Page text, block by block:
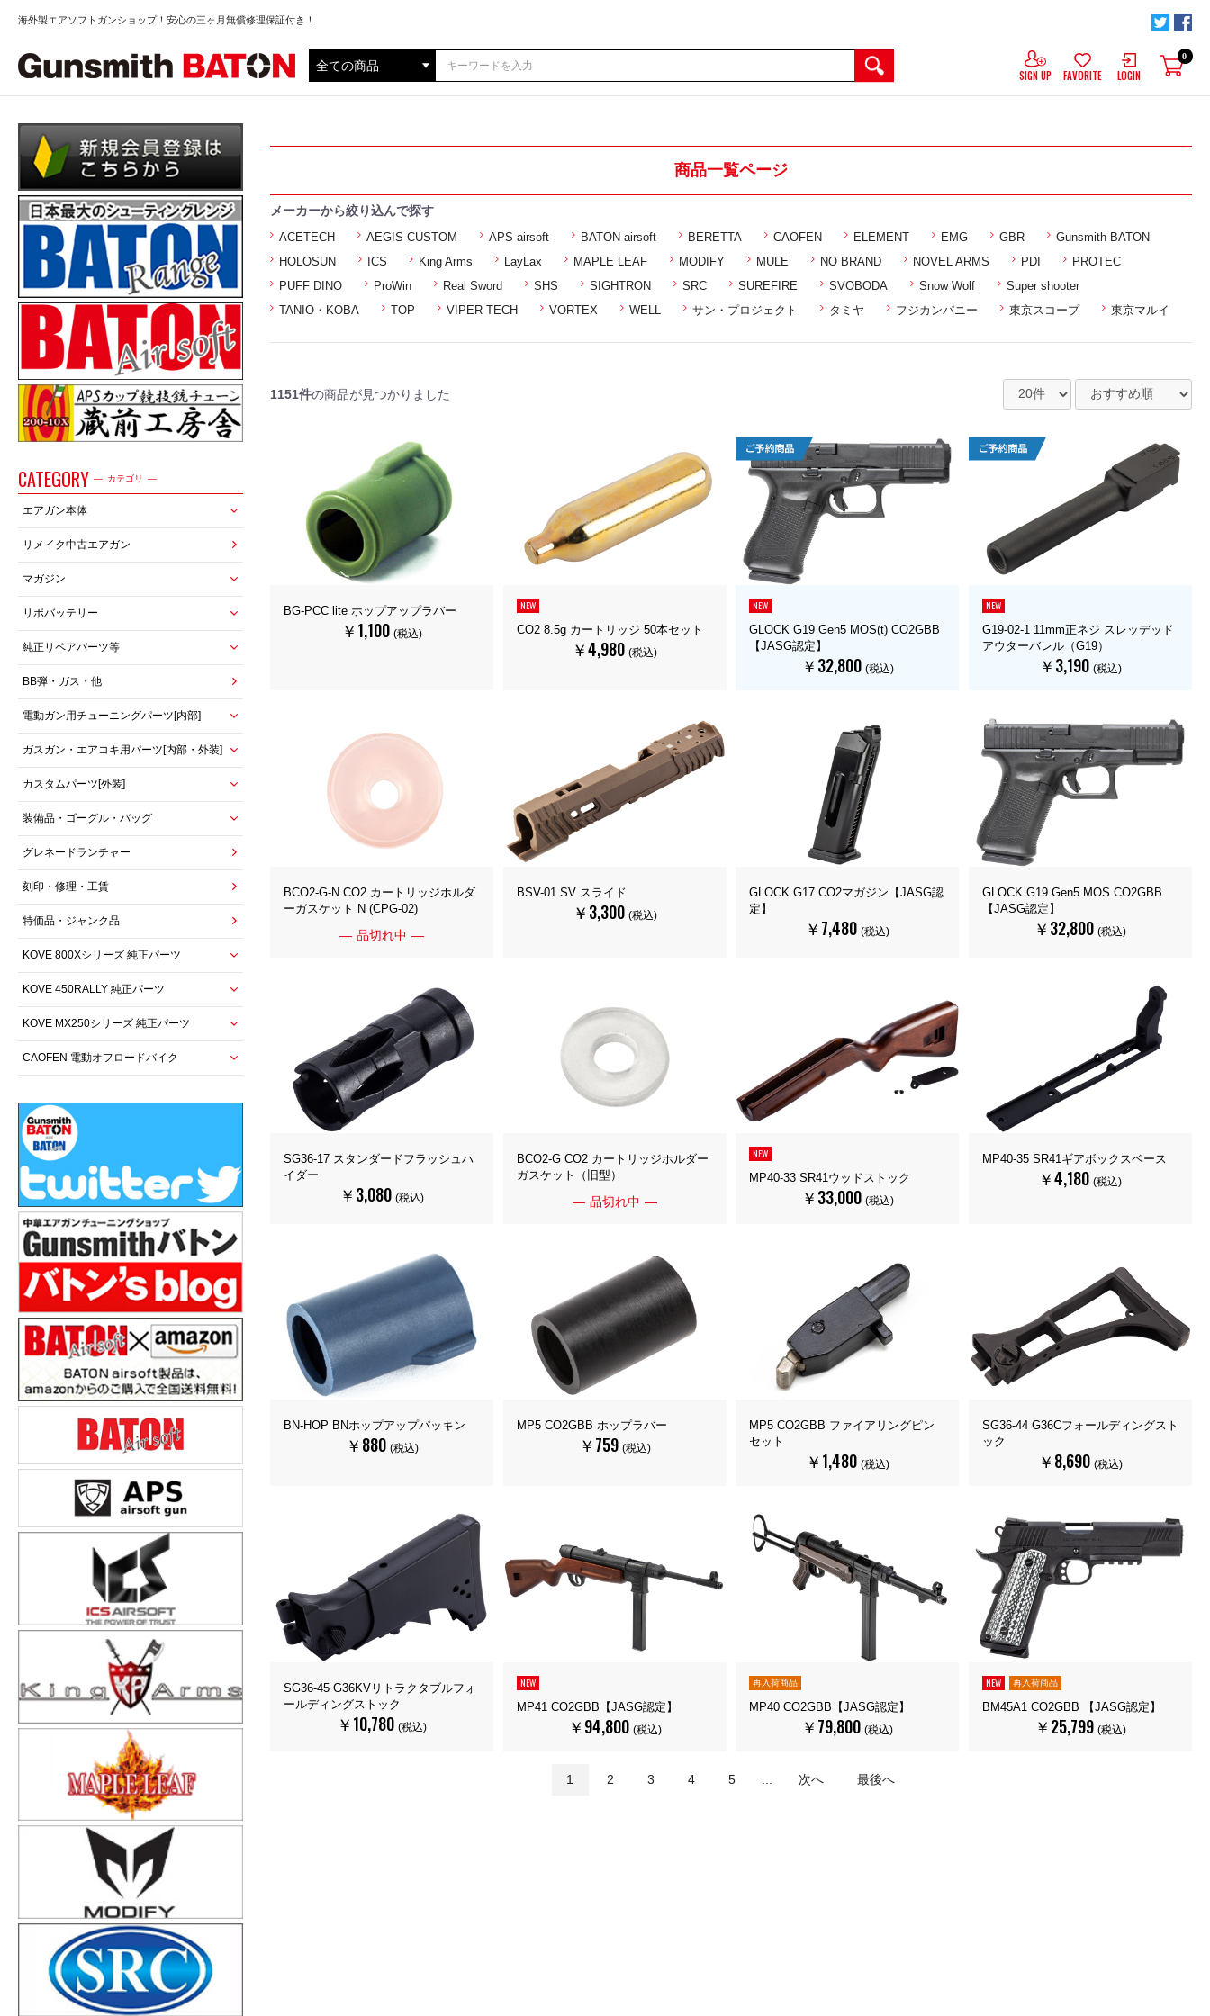
海外製エアソフトガンショップ！安心の三ヶ月無償修理保証付き！
SIGN UP FAVORITE LOGIN
0
CATEGORY カテゴリ
エアガン本体
リメイク中古エアガン
マガジン
リポバッテリー
純正リペアパーツ等
BB弾・ガス・他
電動ガン用チューニングパーツ[内部]
ガスガン・エアコキ用パーツ[内部・外装]
カスタムパーツ[外装]
装備品・ゴーグル・バッグ
グレネードランチャー
刻印・修理・工賃
特価品・ジャンク品
KOVE 800Xシリーズ 純正パーツ
KOVE 450RALLY 純正パーツ
KOVE MX250シリーズ 純正パーツ
CAOFEN 電動オフロードバイク
商品一覧ページ
メーカーから絞り込んで探す
ACETECH AEGIS CUSTOM APS airsoft BATON airsoft BERETTA CAOFEN ELEMENT EMG GBR
Gunsmith BATON
HOLOSUN
ICS King Arms LayLax MAPLE LEAF MODIFY MULE NO BRAND NOVEL ARMS PDI
PROTEC
PUFF DINO
ProWin Real Sword SHS SIGHTRON SRC SUREFIRE SVOBODA Snow Wolf
Super shooter
TANIO・KOBA
TOP VIPER TECH VORTEX WELL サン・プロジェクト タミヤ フジカンパニー 東京スコープ 東京マルイ
1151件の商品が見つかりました
BG-PCC lite ホップアップラバー
￥1,100 (税込)
NEW
CO2 8.5g カートリッジ 50本セット
￥4,980 (税込)
NEW
GLOCK G19 Gen5 MOS(t) CO2GBB
【JASG認定】
￥32,800 (税込)
NEW
G19-02-1 11mm正ネジ スレッデッド
アウターバレル（G19）
￥3,190 (税込)
BCO2-G-N CO2 カートリッジホルダ
ーガスケット N (CPG-02)
品切れ中
BSV-01 SV スライド
￥3,300 (税込)
GLOCK G17 CO2マガジン【JASG認
定】
￥7,480 (税込)
GLOCK G19 Gen5 MOS CO2GBB
【JASG認定】
￥32,800 (税込)
SG36-17 スタンダードフラッシュハ
イダー
￥3,080 (税込)
BCO2-G CO2 カートリッジホルダー
ガスケット（旧型）
品切れ中
NEW
MP40-33 SR41ウッドストック
￥33,000 (税込)
MP40-35 SR41ギアボックスベース
￥4,180 (税込)
BN-HOP BNホップアップパッキン
￥880 (税込)
MP5 CO2GBB ホップラバー
￥759 (税込)
MP5 CO2GBB ファイアリングピン
セット
￥1,480 (税込)
SG36-44 G36Cフォールディングスト
ック
￥8,690 (税込)
SG36-45 G36KVリトラクタブルフォ
ールディングストック
￥10,780 (税込)
NEW
MP41 CO2GBB【JASG認定】
￥94,800 (税込)
再入荷商品
MP40 CO2GBB【JASG認定】
￥79,800 (税込)
NEW 再入荷商品
BM45A1 CO2GBB 【JASG認定】
￥25,799 (税込)
1 2 3 4 5 次へ 最後へ